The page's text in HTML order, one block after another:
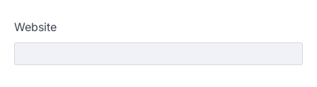
Website